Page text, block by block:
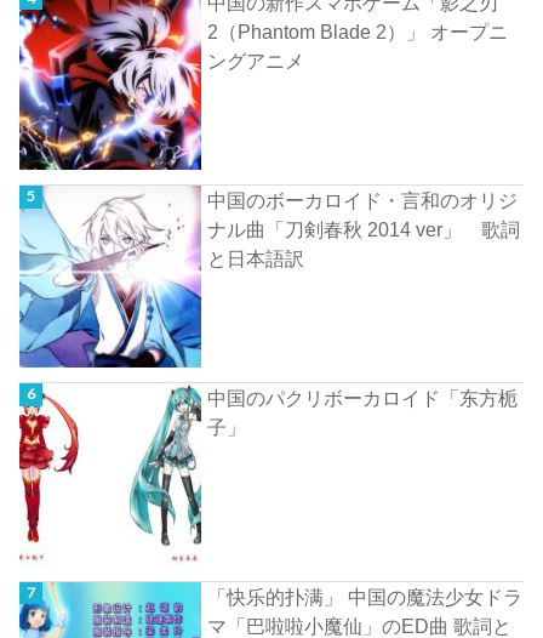
2（Phantom Blade 2）」 オープニ
ングアニメ
中国のボーカロイド・言和のオリジ
ナル曲「刀剣春秋 2014 ver」 歌詞
と日本語訳
中国のパクリボーカロイド「东方栀
子」
「快乐的扑满」 中国の魔法少女ドラ
マ「巴啦啦小魔仙」のED曲 歌詞と